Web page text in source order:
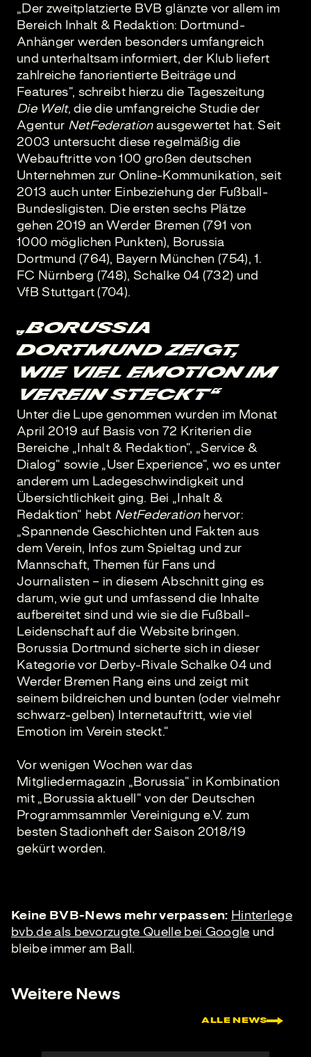
„Der zweitplatzierte BVB glänzte vor allem im
Bereich Inhalt & Redaktion: Dortmund-
Anhänger werden besonders umfangreich
und unterhaltsam informiert, der Klub liefert
zahlreiche fanorientierte Beiträge und
Features“, schreibt hierzu die Tageszeitung
Die Welt,die die umfangreiche Studie der
Agentur NetFederationausgewertet hat. Seit
2003 untersucht diese regelmäßig die
Webauftritte von 100 großen deutschen
Unternehmen zur Online-Kommunikation, seit
2013 auch unter Einbeziehung der Fußball-
Bundesligisten. Die ersten sechs Plätze
gehen 2019 an Werder Bremen (791 von
1000 möglichen Punkten), Borussia
Dortmund (764), Bayern München (754), 1.
FC Nürnberg (748), Schalke 04 (732) und
VfB Stuttgart (704).
„Borussia
Dortmund zeigt,
wie viel Emotion im
Verein steckt“
Unter die Lupe genommen wurden im Monat
April 2019 auf Basis von 72 Kriterien die
Bereiche „Inhalt & Redaktion“, „Service &
Dialog“ sowie „User Experience“, wo es unter
anderem um Ladegeschwindigkeit und
Übersichtlichkeit ging. Bei „Inhalt &
Redaktion“ hebt NetFederationhervor:
„Spannende Geschichten und Fakten aus
dem Verein, Infos zum Spieltag und zur
Mannschaft, Themen für Fans und
Journalisten – in diesem Abschnitt ging es
darum, wie gut und umfassend die Inhalte
aufbereitet sind und wie sie die Fußball-
Leidenschaft auf die Website bringen.
Borussia Dortmund sicherte sich in dieser
Kategorie vor Derby-Rivale Schalke 04 und
Werder Bremen Rang eins und zeigt mit
seinem bildreichen und bunten (oder vielmehr
schwarz-gelben) Internetauftritt, wie viel
Emotion im Verein steckt.“
Vor wenigen Wochen war das
Mitgliedermagazin „Borussia“ in Kombination
mit „Borussia aktuell“ von der Deutschen
Programmsammler Vereinigung e.V. zum
besten Stadionheft der Saison 2018/19
gekürt worden.
Keine BVB-News mehr verpassen: Hinterlege
bvb.de als bevorzugte Quelle bei Google und
bleibe immer am Ball.
Weitere News
ALLE NEWS